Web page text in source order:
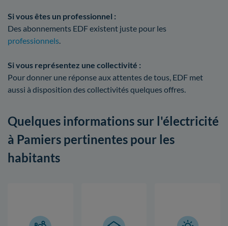
Si vous êtes un professionnel :
Des abonnements EDF existent juste pour les
professionnels.
Si vous représentez une collectivité :
Pour donner une réponse aux attentes de tous, EDF met
aussi à disposition des collectivités quelques offres.
Quelques informations sur l'électricité
à Pamiers pertinentes pour les
habitants